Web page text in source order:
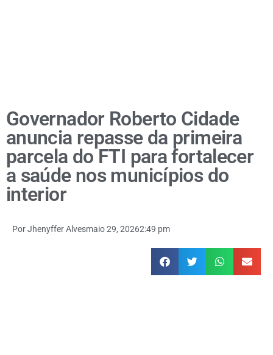
Governador Roberto Cidade
anuncia repasse da primeira
parcela do FTI para fortalecer
a saúde nos municípios do
interior
PorJhenyffer Alvesmaio 29, 20262:49 pm